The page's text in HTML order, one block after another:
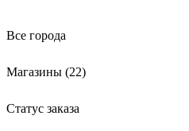
Все города
Магазины (22)
Статус заказа